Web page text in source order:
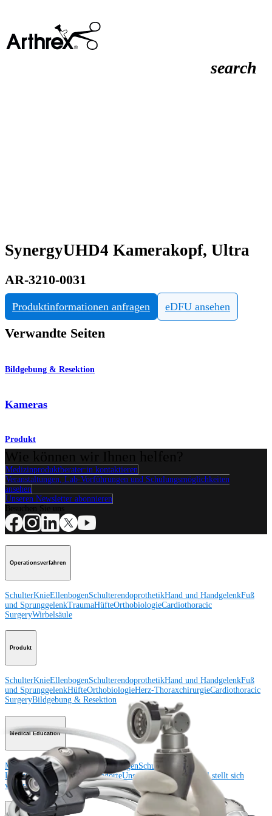
search
SynergyUHD4 Kamerakopf, Ultra
AR-3210-0031
Produktinformationen anfragen eDFU ansehen
Verwandte Seiten
Bildgebung & Resektion
Kameras
Produkt
Medizinproduktberater:in kontaktieren
Veranstaltungen, Lab-Vorführungen und Schulungsmöglichkeiten
ansehen
Unseren Newsletter abonnieren
Operationsverfahren
SchulterKnieEllenbogenSchulterendoprothetikHand und HandgelenkFuß
und SprunggelenkTraumaHüfteOrthobiologieCardiothoracic
SurgeryWirbelsäule
Produkt
SchulterKnieEllenbogenSchulterendoprothetikHand und HandgelenkFuß
und SprunggelenkHüfteOrthobiologieHerz-ThoraxchirurgieCardiothoracic
SurgeryBildgebung & Resektion
Medical Education
Medical EducationKursbeschreibungenSchulungen &
LehrgängeArthroLab™-StandorteUnser klinisches Personal stellt sich
vor OrthoPedia